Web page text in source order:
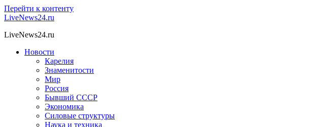
Перейти к контенту
LiveNews24.ru
LiveNews24.ru
Новости
Карелия
Знаменитости
Мир
Россия
Бывший СССР
Экономика
Силовые структуры
Наука и техника